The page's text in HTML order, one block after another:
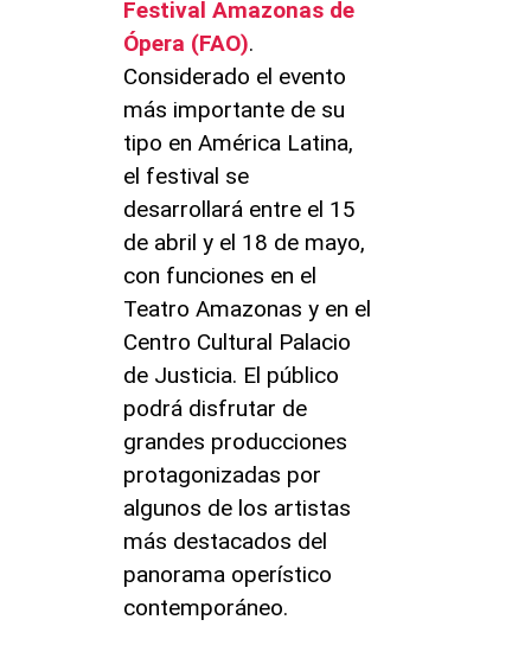
Festival Amazonas de
Ópera (FAO).
Considerado el evento
más importante de su
tipo en América Latina,
el festival se
desarrollará entre el 15
de abril y el 18 de mayo,
con funciones en el
Teatro Amazonas y en el
Centro Cultural Palacio
de Justicia. El público
podrá disfrutar de
grandes producciones
protagonizadas por
algunos de los artistas
más destacados del
panorama operístico
contemporáneo.